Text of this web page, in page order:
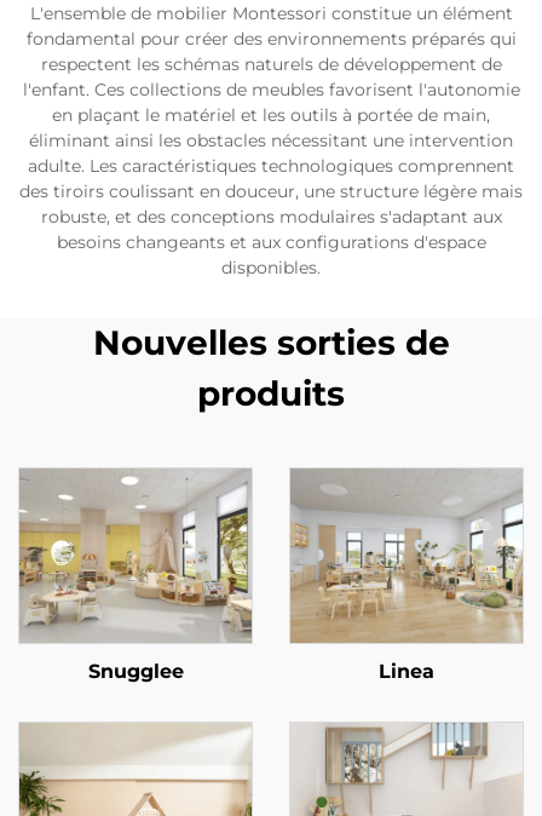
L'ensemble de mobilier Montessori constitue un élément
fondamental pour créer des environnements préparés qui
respectent les schémas naturels de développement de
l'enfant. Ces collections de meubles favorisent l'autonomie
en plaçant le matériel et les outils à portée de main,
éliminant ainsi les obstacles nécessitant une intervention
adulte. Les caractéristiques technologiques comprennent
des tiroirs coulissant en douceur, une structure légère mais
robuste, et des conceptions modulaires s'adaptant aux
besoins changeants et aux configurations d'espace
disponibles.
Nouvelles sorties de
produits
Snugglee Linea